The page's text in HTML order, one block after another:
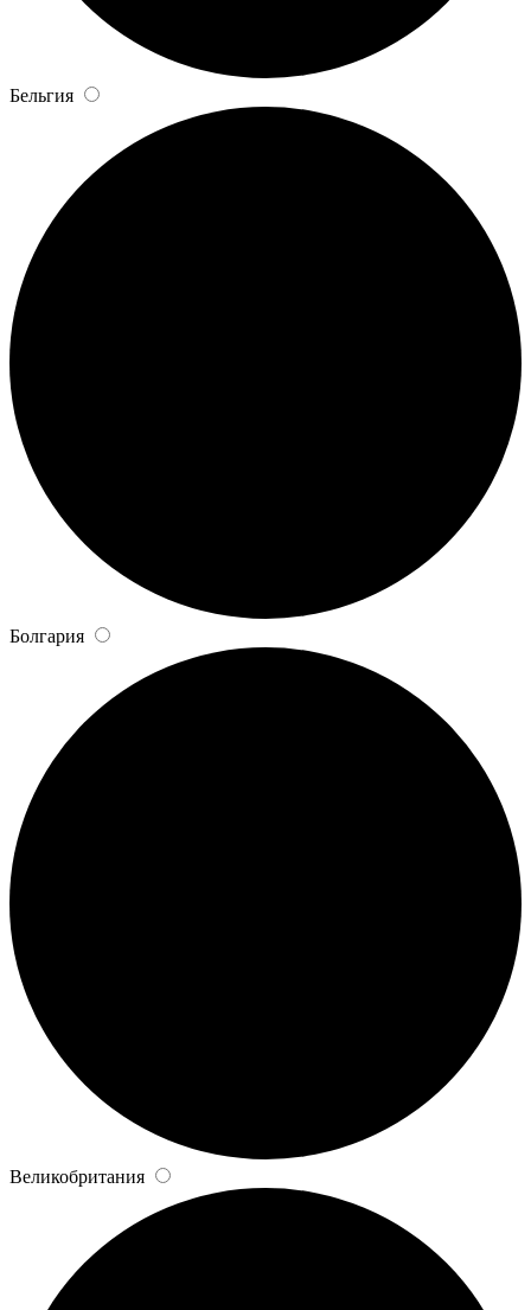
Бельгия
Болгария
Великобритания